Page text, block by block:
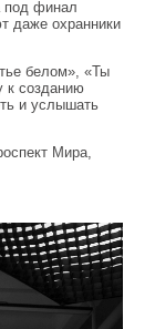
под финал
даже охранники
белом», «Ты
к созданию
и услышать
Мира,